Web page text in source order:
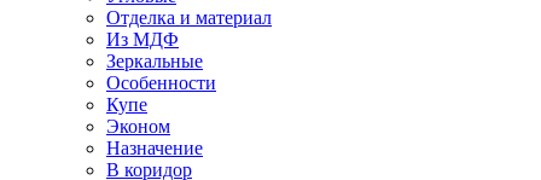
Отделка и материал
Из МДФ
Зеркальные
Особенности
Купе
Эконом
Назначение
В коридор